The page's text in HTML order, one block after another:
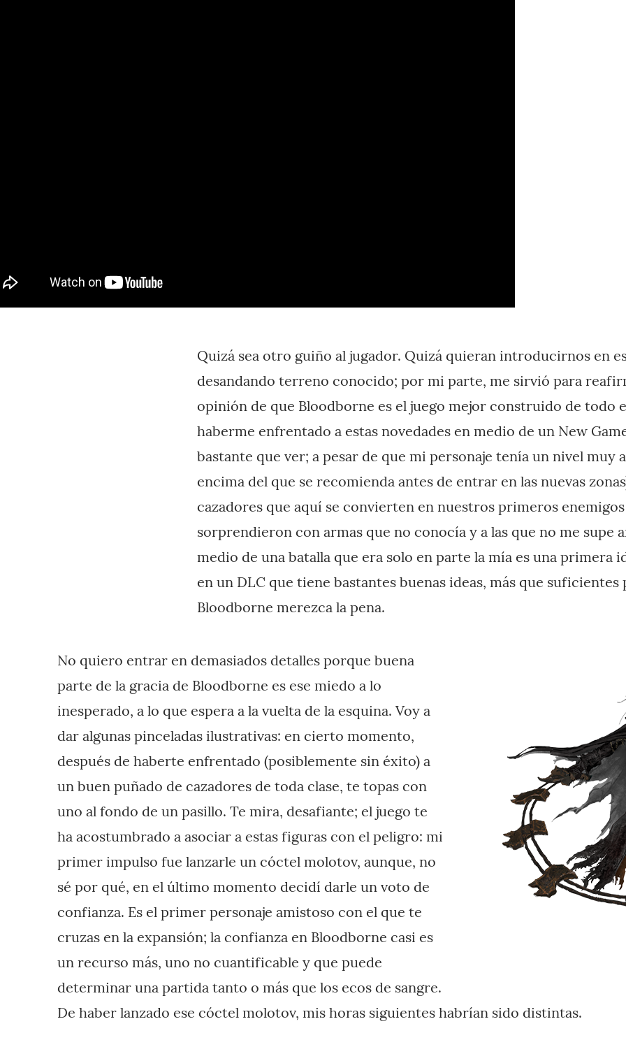
Quizá sea otro guiño al jugador. Quizá quieran introducirnos en
desandando terreno conocido; por mi parte, me sirvió para
opinión de que Bloodborne es el juego mejor construido de todo
haberme enfrentado a estas novedades en medio de un New
bastante que ver; a pesar de que mi personaje tenía un nivel muy
encima del que se recomienda antes de entrar en las nuevas
cazadores que aquí se convierten en nuestros primeros
sorprendieron con armas que no conocía y a las que no me supe
medio de una batalla que era solo en parte la mía es una primera
en un DLC que tiene bastantes buenas ideas, más que suficientes
Bloodborne merezca la pena.
No quiero entrar en demasiados detalles porque buena
parte de la gracia de Bloodborne es ese miedo a lo
inesperado, a lo que espera a la vuelta de la esquina. Voy a
dar algunas pinceladas ilustrativas: en cierto momento,
después de haberte enfrentado (posiblemente sin éxito) a
un buen puñado de cazadores de toda clase, te topas con
uno al fondo de un pasillo. Te mira, desafiante; el juego te
ha acostumbrado a asociar a estas figuras con el peligro: mi
primer impulso fue lanzarle un cóctel molotov, aunque, no
sé por qué, en el último momento decidí darle un voto de
confianza. Es el primer personaje amistoso con el que te
cruzas en la expansión; la confianza en Bloodborne casi es
un recurso más, uno no cuantificable y que puede
determinar una partida tanto o más que los ecos de sangre.
De haber lanzado ese cóctel molotov, mis horas siguientes habrían sido distintas.